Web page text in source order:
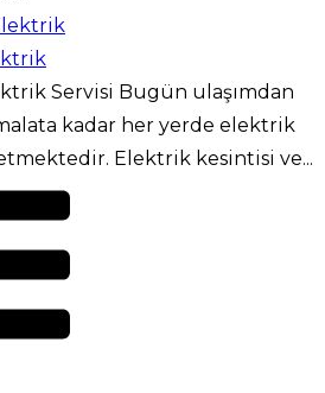
Servisi Bugün ulaşımdan
kadar her yerde elektrik
Elektrik kesintisi ve...